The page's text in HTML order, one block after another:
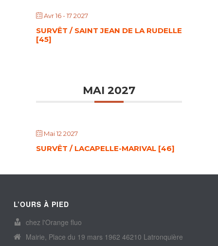
Avr 16 - 17 2027
SURVÊT / SAINT JEAN DE LA RUDELLE
[45]
MAI 2027
Mai 12 2027
SURVÊT / LACAPELLE-MARIVAL [46]
L’OURS À PIED
chez l'Orange fluo
Mairie, Place du 19 mars 1962 46210 Latronquière